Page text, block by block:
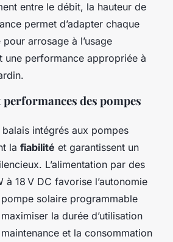
entre le débit, la hauteur de
permet d’adapter chaque
arrosage à l’usage
une performance appropriée à
des pompes
intégrés aux pompes
la fiabilité et garantissent un
L’alimentation par des
à 18 V DC favorise l’autonomie
solaire programmable
la durée d’utilisation
et la consommation